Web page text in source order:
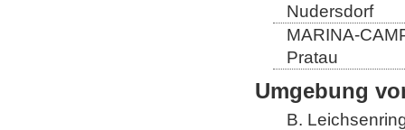
Nudersdorf
MARINA-
Pratau
Umgebung
B.